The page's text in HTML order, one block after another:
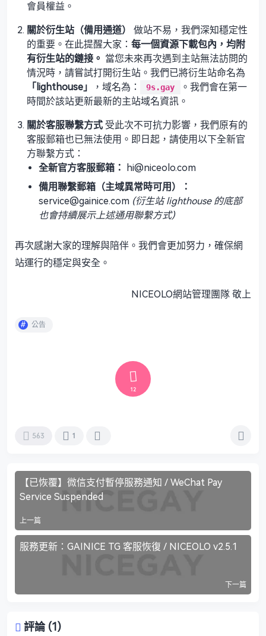
會員權益。
關於衍生站（備用通道）
​ 做站不易，我們深知穩定性
的重要。在此提醒大家： 每一個資源下載包內，均附
有衍生站的鏈接。 ​ 當您未來再次遇到主站無法訪問的
情況時，請嘗試打開衍生站。我們已將衍生站命名為
「lighthouse」
，域名為： 9s.gay
。我們會在第一
時間於該站更新最新的主站域名資訊。
關於客服聯繫方式 ​ 受此次不可抗力影響，我們原有的
客服郵箱也已無法使用。即日起，請使用以下全新官
方聯繫方式：
全新官方客服郵箱：
​ hi@niceolo.com
備用聯繫郵箱（主域異常時可用）：
service@gainice.com (衍生站 lighthouse 的底部
也會持續展示上述通用聯繫方式)
再次感謝大家的理解與陪伴。我們會更加努力，確保網
站運行的穩定與安全。
NICEOLO網站管理團隊 敬上
公告
12
563 1
【已恢覆】微信支付暫停服務通知 / WeChat Pay
Service Suspended
上一篇
服務更新：GAINICE TG 客服恢復 / NICEOLO v2.5.1
下一篇
評論 (1)